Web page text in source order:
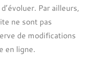
Par ailleurs,
ne sont pas
de modifications
en ligne.